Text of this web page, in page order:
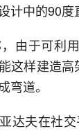
计中的90度
由于可利
这样建造
弯道。
达夫在社